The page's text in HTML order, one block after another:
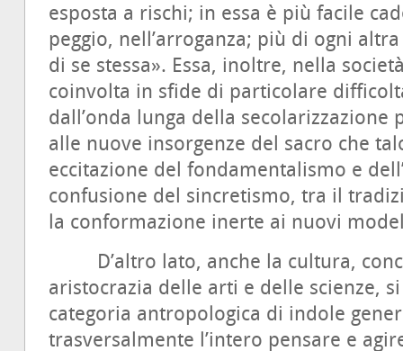
esposta a rischi; in essa è più facile
peggio, nell’arroganza; più di ogni
di se stessa». Essa, inoltre, nella
coinvolta in sfide di particolare
dall’onda lunga della
alle nuove insorgenze del sacro che
eccitazione del fondamentalismo e
confusione del sincretismo, tra il
la conformazione inerte ai nuovi
D’altro lato, anche la cultura,
aristocrazia delle arti e delle scienze,
categoria antropologica di indole
trasversalmente l’intero pensare e